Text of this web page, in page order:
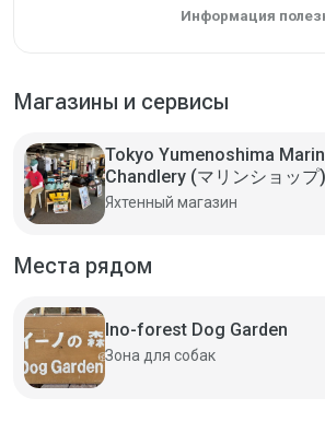
Информация
Магазины и сервисы
Tokyo Yumenoshima
Chandlery (マリンショップ)
Яхтенный магазин
Места рядом
Ino-forest Dog Garden
Зона для собак